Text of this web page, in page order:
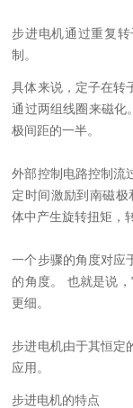
步进电机通过重复
制。
具体来说，定子在转
通过两组线圈来磁化
极间距的一半。
外部控制电路控制流
定时间激励到南磁极
体中产生旋转扭矩，
一个步骤的角度对应
的角度。 也就是说
更细。
步进电机由于其恒定
应用。
步进电机的特点